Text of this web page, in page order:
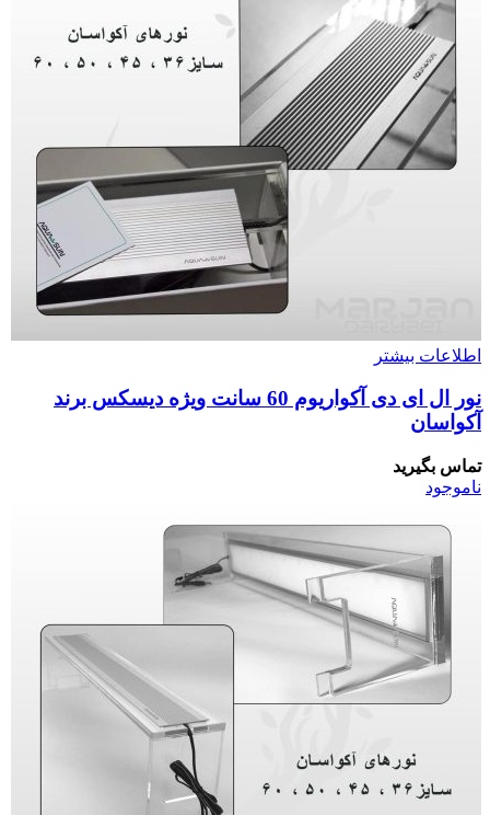
اطلاعات بیشتر
نور ال ای دی آکواریوم 60 سانت ویژه دیسکس برند
آکواسان
تماس بگیرید
ناموجود